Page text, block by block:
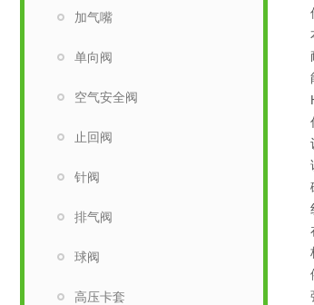
加气嘴
单向阀
空气安全阀
止回阀
针阀
排气阀
球阀
高压卡套